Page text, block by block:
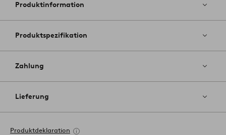
Produktinformation
Produktspezifikation
Zahlung
Lieferung
Produktdeklaration